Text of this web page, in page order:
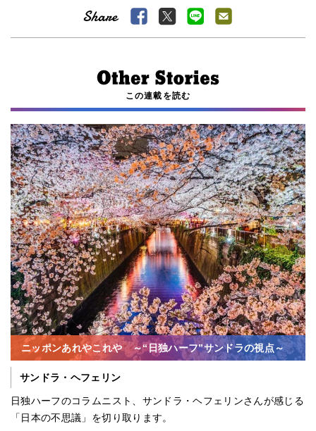
この連載を読む
ニッポンあれやこれや ～“日独ハーフ”サンドラの視点～
サンドラ・ヘフェリン
日独ハーフのコラムニスト、サンドラ・ヘフェリンさんが感じる
「日本の不思議」を切り取ります。